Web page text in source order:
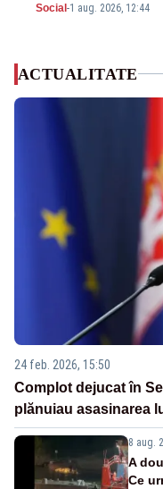
Social-1 aug. 2026, 12:44
ACTUALITATE
24 feb. 2026, 15:50
Complot dejucat în
plănuiau asasinarea
8 aug.
A
Ce